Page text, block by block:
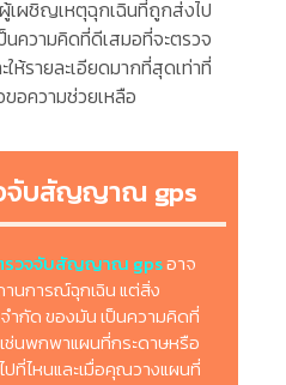
เผชิญเหตุฉุกเฉินที่ถูกส่งไป
ความคิดที่ดีเสมอที่จะตรวจ
รายละเอียดมากที่สุดเท่าที่
ขอความช่วยเหลือ
จับสัญญาณ gps
รวจจับสัญญาณ gpsอาจ
านการณ์ฉุกเฉิน แต่สิ่ง
กัด ของมัน เป็นความคิดที่
ช่นพกพาแผนที่กระดาษหรือ
ที่ไหนและเมื่อคุณวางแผนที่